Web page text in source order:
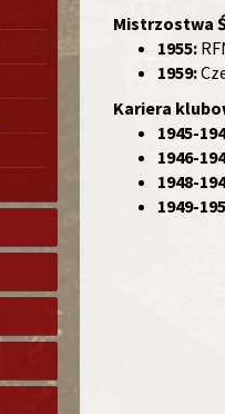
Mistrzostwa
1955:
1959:
Kariera
1945-
1946-
1948-
1949-